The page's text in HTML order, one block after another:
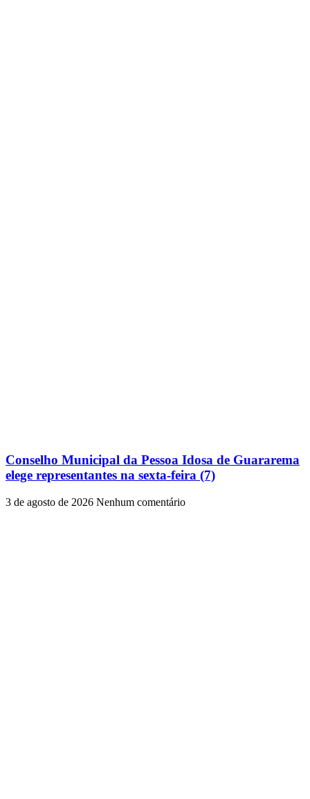
Conselho Municipal da Pessoa Idosa de Guararema
elege representantes na sexta-feira (7)
3 de agosto de 2026 Nenhum comentário